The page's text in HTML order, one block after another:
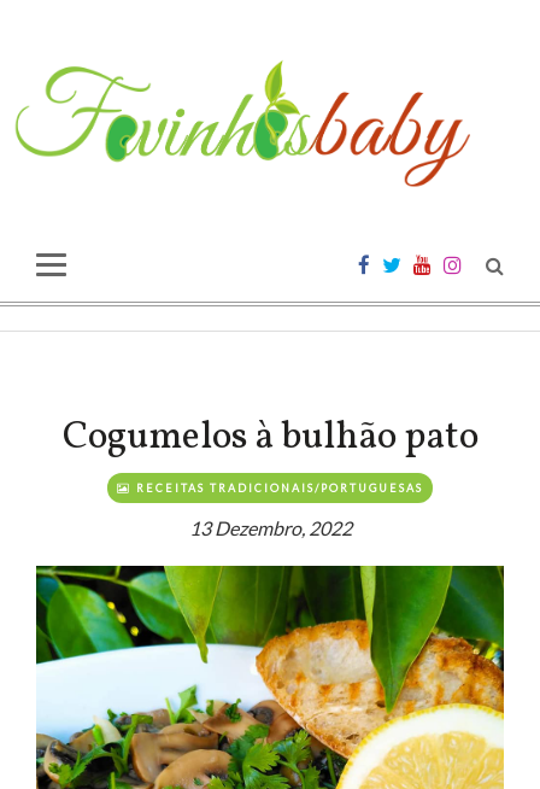
Cogumelos à bulhão pato
RECEITAS TRADICIONAIS/PORTUGUESAS
13 Dezembro, 2022